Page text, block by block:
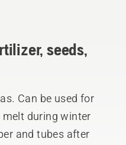
seeds,
Can be used for
melt during winter
and tubes after